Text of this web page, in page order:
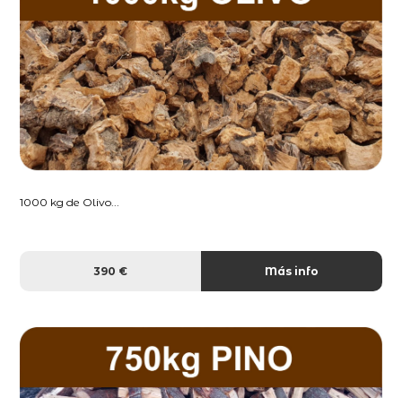
1000 kg de Olivo...
390 € Más info